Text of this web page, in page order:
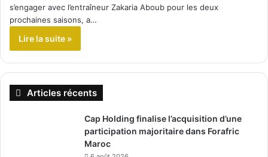
s’engager avec l’entraîneur Zakaria Aboub pour les deux
prochaines saisons, a…
Lire la suite »
Articles récents
Cap Holding finalise l’acquisition d’une
participation majoritaire dans Forafric
Maroc